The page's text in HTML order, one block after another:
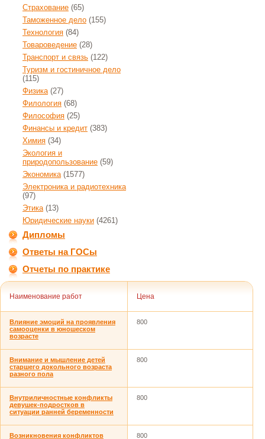
Страхование (65)
Таможенное дело (155)
Технология (84)
Товароведение (28)
Транспорт и связь (122)
Туризм и гостиничное дело
(115)
Физика(27)
Филология (68)
Философия (25)
Финансы и кредит (383)
Химия (34)
Экология и
природопользование (59)
Экономика(1577)
Электроника и радиотехника
(97)
Этика(13)
Юридические науки (4261)
Дипломы
Ответы на ГОСы
Отчеты по практике
Наименование работ Цена
Влияние эмоций на проявления
самооценки в юношеском
возрасте
800
Внимание и мышление детей
старшего докольного возраста
разного пола
800
Внутриличностные конфликты
девушек-подростков в
ситуации ранней беременности
800
Возникновения конфликтов
800